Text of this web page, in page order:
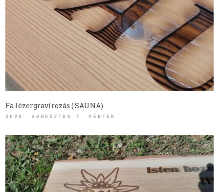
Fa lézergravírozás ( SAUNA)
2026. AUGUSZTUS 7. PÉNTEK